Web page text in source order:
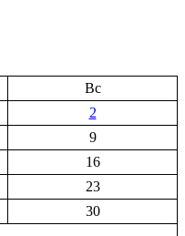
Вс
2
9
16
23
30